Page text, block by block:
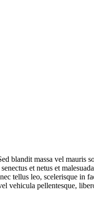
blandit massa vel mauris
et netus et
tellus leo, scelerisque
vehicula pellentesque,